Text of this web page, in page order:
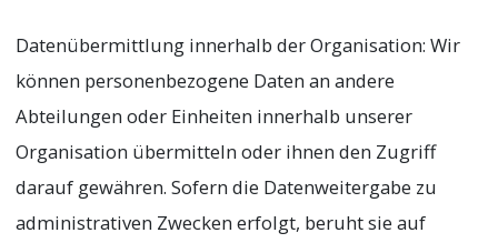
Datenübermittlung innerhalb der Organisation: Wir
können personenbezogene Daten an andere
Abteilungen oder Einheiten innerhalb unserer
Organisation übermitteln oder ihnen den Zugriff
darauf gewähren. Sofern die Datenweitergabe zu
administrativen Zwecken erfolgt, beruht sie auf